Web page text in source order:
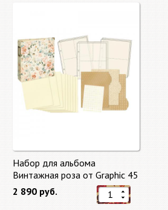
Набор для альбома
Винтажная роза от Graphic 45
2 890 руб.